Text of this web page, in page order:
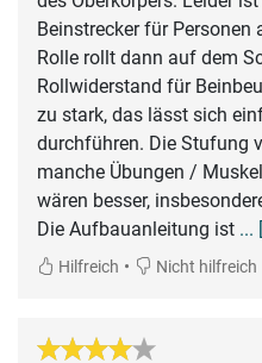
Beinstrecker für Personen
Rolle rollt dann auf dem
Rollwiderstand für
zu stark, das lässt sich
durchführen. Die Stufung
manche Übungen /
wären besser,
Die Aufbauanleitung ist ...
Hilfreich • Nicht hilfreich